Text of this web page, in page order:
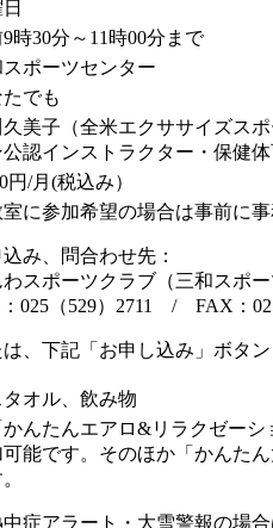
時30分～11時00分まで
スポーツセンター
たでも
美子（全米エクササイズス
公認インストラクター・保健
円/月(税込み）
に参加希望の場合は事前に事
み、問合わせ先：
わスポーツクラブ（三和スポー
025（529）2711 / FAX：
は、下記「お申し込み」ボタ
オル、飲み物
かんたんエアロ&リラクゼー
能です。そのほか「かんた
中症アラート・大雪警報の場